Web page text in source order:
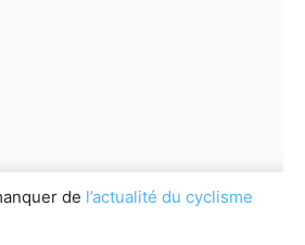
de l’actualité du cyclisme